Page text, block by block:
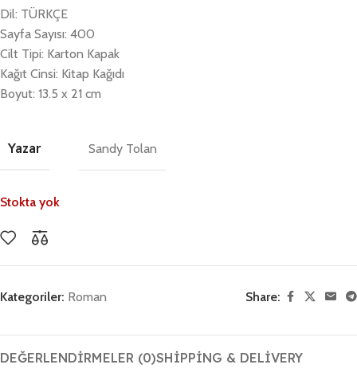
Dil: TÜRKÇE
Sayfa Sayısı: 400
Cilt Tipi: Karton Kapak
Kağıt Cinsi: Kitap Kağıdı
Boyut: 13.5 x 21 cm
Yazar Sandy Tolan
Stokta yok
Kategoriler: Roman Share:
DEĞERLENDIRMELER (0)SHIPPING & DELIVERY